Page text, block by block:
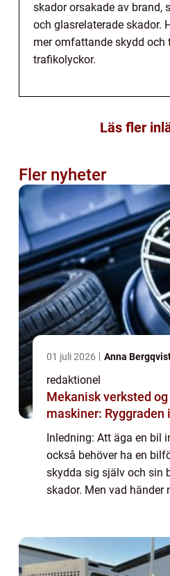
skador orsakade av brand,
och glasrelaterade skador.
mer omfattande skydd och
trafikolyckor.
Läs fler
Fler nyheter
01 juli 2026 Anna
redaktionel
Mekanisk verksted
maskiner: Ryggraden
Inledning: Att äga en bil
också behöver ha en
skydda sig själv och sin
skador. Men vad händer